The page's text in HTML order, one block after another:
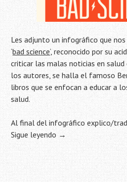
Les adjunto un infográfico que
‘bad science‘, reconocido por su
criticar las malas noticias en
los autores, se halla el famoso
libros que se enfocan a educar a
salud.
Al final del infográfico explico/
Sigue leyendo →